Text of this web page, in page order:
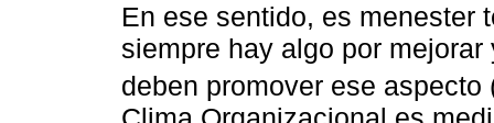
En ese sentido, es menester
siempre hay algo por
deben promover ese aspecto